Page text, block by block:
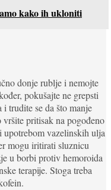
kako ih ukloniti
donje rublje i nemojte
pokušajte ne grepsti
trudite se da što manje
pritisak na pogođeno
upotrebom vazelinskih ulja
mogu iritirati sluznicu
u borbi protiv hemoroida
terapije. Stoga treba